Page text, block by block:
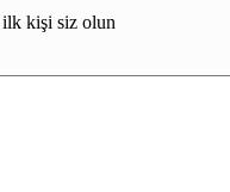
kişi siz olun